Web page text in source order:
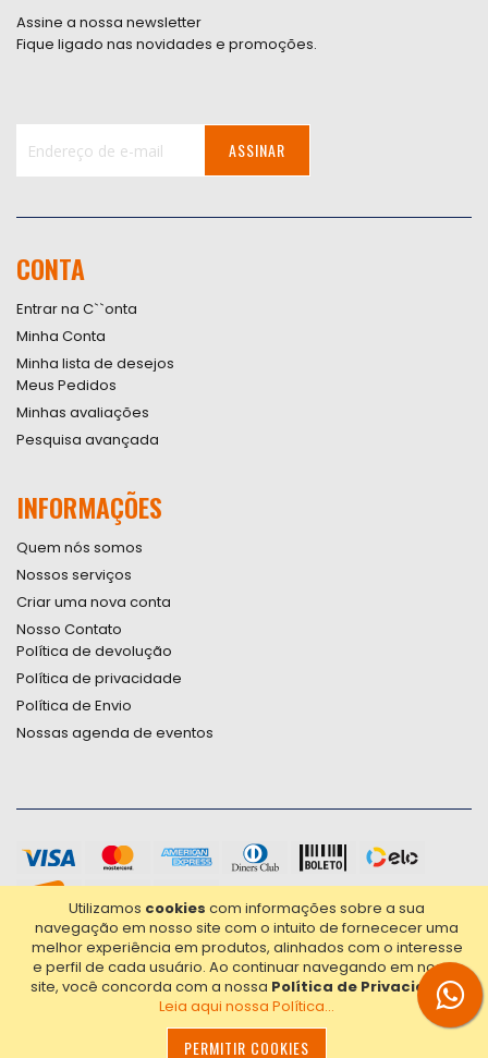
Utilizamos cookies com informações sobre a sua
navegação em nosso site com o intuito de fornececer uma
melhor experiência em produtos, alinhados com o interesse
e perfil de cada usuário. Ao continuar navegando em nosso
site, você concorda com a nossa Política de Privacidade.
Leia aqui nossa Política...
PERMITIR COOKIES
Assine a nossa newsletter
Fique ligado nas novidades e promoções.
Newsletter:
ASSINAR
CONTA
Entrar na C``onta
Minha Conta
Minha lista de desejos
Meus Pedidos
Minhas avaliações
Pesquisa avançada
INFORMAÇÕES
Quem nós somos
Nossos serviços
Criar uma nova conta
Nosso Contato
Política de devolução
Política de privacidade
Política de Envio
Nossas agenda de eventos
2021© Copyright Poligrafica Bazar Ltda- CNPJ 42.500.090/0001-
20 - Todos os direitos reservados.